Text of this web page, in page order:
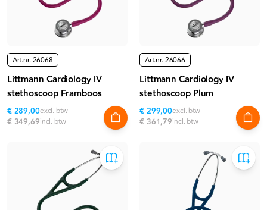
Art.nr.26068
Littmann Cardiology IV
stethoscoop Framboos
€ 289,00excl. btw
€ 349,69incl. btw
Art.nr.26066
Littmann Cardiology IV
stethoscoop Plum
€ 299,00excl. btw
€ 361,79incl. btw